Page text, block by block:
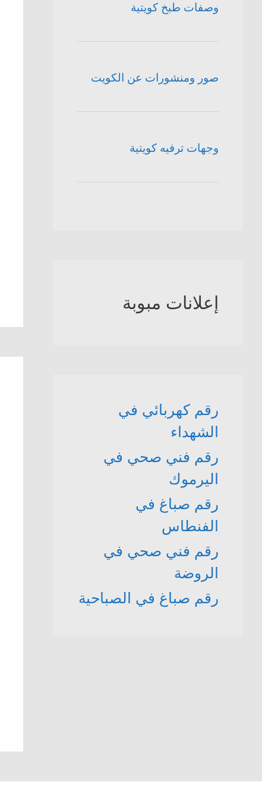
وصفات طبخ كويتية
صور ومنشورات عن الكويت
وجهات ترفيه كويتية
إعلانات مبوبة
رقم كهربائي في
الشهداء
رقم فني صحي في
اليرموك
رقم صباغ في
الفنطاس
رقم فني صحي في
الروضة
رقم صباغ في الصباحية